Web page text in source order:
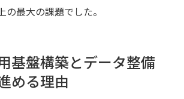
の最大の課題でした。
基盤構築とデータ整備
める理由